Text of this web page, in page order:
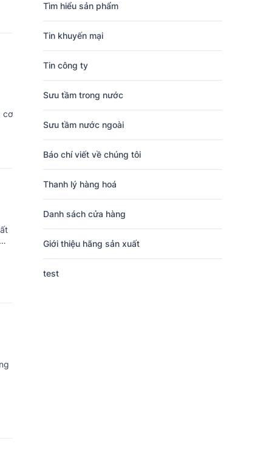
cơ
Tìm hiểu sản phẩm
Tin khuyến mại
Tin công ty
Sưu tầm trong nước
Sưu tầm nước ngoài
Báo chí viết về chúng tôi
Thanh lý hàng hoá
Danh sách cửa hàng
Giới thiệu hãng sản xuất
test